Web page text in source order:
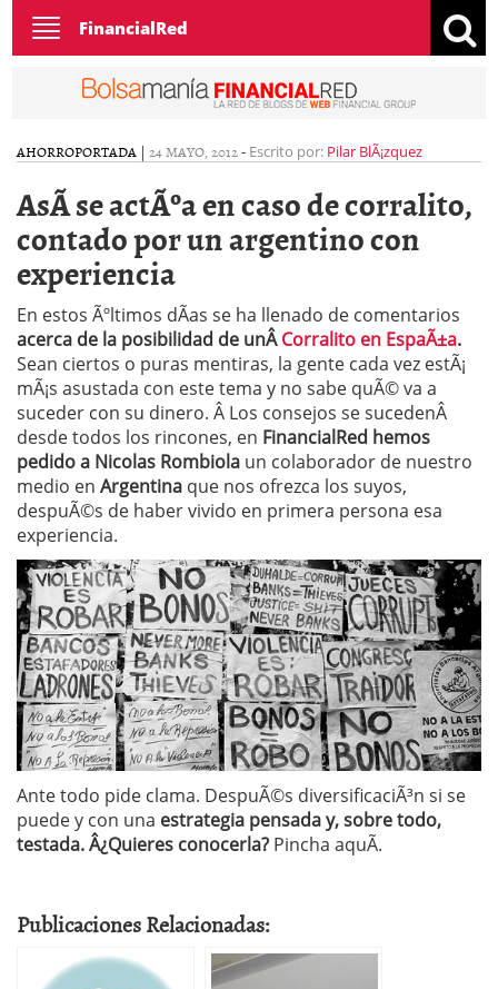
Toggle
navigation
FinancialRed
AHORROPORTADA | 24 MAYO, 2012- Escrito por: Pilar BlÃ¡zquez
AsÃ­ se actÃºa en caso de corralito,
contado por un argentino con
experiencia
En estos Ãºltimos dÃ­as se ha llenado de comentarios
acerca de la posibilidad de unÂCorralito en EspaÃ±a.
Sean ciertos o puras mentiras, la gente cada vez estÃ¡
mÃ¡s asustada con este tema y no sabe quÃ© va a
suceder con su dinero. Â Los consejos se sucedenÂ
desde todos los rincones, en FinancialRed hemos
pedido a Nicolas Rombiola un colaborador de nuestro
medio en Argentina que nos ofrezca los suyos,
despuÃ©s de haber vivido en primera persona esa
experiencia.
Ante todo pide clama. DespuÃ©s diversificaciÃ³n si se
puede y con una estrategia pensada y, sobre todo,
testada. Â¿Quieres conocerla? Pincha aquÃ­.
Publicaciones Relacionadas: